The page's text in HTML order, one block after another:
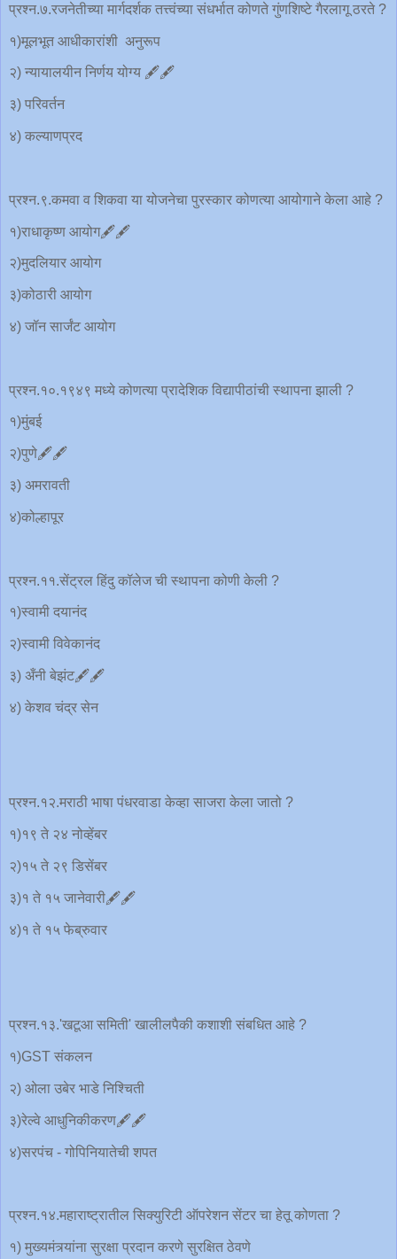
प्रश्न.७.रजनेतीच्या मार्गदर्शक तत्त्वंच्या संधर्भात कोणते गुंणशिष्टे गैरलागू ठरते ?
१)मूलभूत आधीकारांशी अनुरूप
२) न्यायालयीन निर्णय योग्य 🖋️🖋️
३) परिवर्तन
४) कल्याणप्रद
प्रश्न.९.कमवा व शिकवा या योजनेचा पुरस्कार कोणत्या आयोगाने केला आहे ?
१)राधाकृष्ण आयोग🖋️🖋️
२)मुदलियार आयोग
३)कोठारी आयोग
४) जॉन सार्जंट आयोग
प्रश्न.१०.१९४९ मध्ये कोणत्या प्रादेशिक विद्यापीठांची स्थापना झाली ?
१)मुंबई
२)पुणे🖋️🖋️
३) अमरावती
४)कोल्हापूर
प्रश्न.११.सेंट्रल हिंदु कॉलेज ची स्थापना कोणी केली ?
१)स्वामी दयानंद
२)स्वामी विवेकानंद
३) अँनी बेझंट🖋️🖋️
४) केशव चंद्र सेन
प्रश्न.१२.मराठी भाषा पंधरवाडा केव्हा साजरा केला जातो ?
१)१९ ते २४ नोव्हेंबर
२)१५ ते २९ डिसेंबर
३)१ ते १५ जानेवारी🖋️🖋️
४)१ ते १५ फेब्रुवार
प्रश्न.१३.'खटूआ समिती' खालीलपैकी कशाशी संबधित आहे ?
१)GST संकलन
२) ओला उबेर भाडे निश्चिती
३)रेल्वे आधुनिकीकरण🖋️🖋️
४)सरपंच - गोपिनियातेची शपत
प्रश्न.१४.महाराष्ट्रातील सिक्युरिटी ऑपरेशन सेंटर चा हेतू कोणता ?
१) मुख्यमंत्र्यांना सुरक्षा प्रदान करणे सुरक्षित ठेवणे